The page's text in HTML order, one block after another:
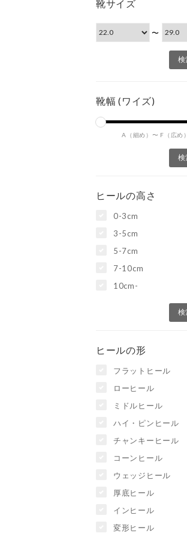
靴サイズ
〜
靴幅 (ワイズ)
A（細め）〜 F（広め）
ヒールの高さ
0-3cm
3-5cm
5-7cm
7-10cm
10cm-
ヒールの形
フラットヒール
ローヒール
ミドルヒール
ハイ・ピンヒール
チャンキーヒール
コーンヒール
ウェッジヒール
厚底ヒール
インヒール
変形ヒール